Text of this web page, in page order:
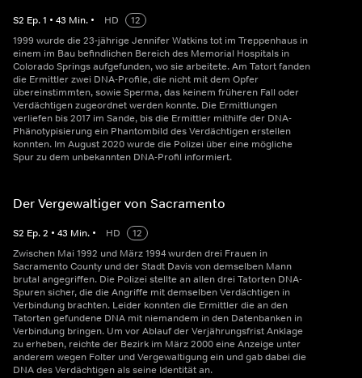
S2 Ep.1 • 43 Min. • HD
12
1999 wurde die 23-jährige Jennifer Watkins tot im Treppenhaus in
einem im Bau befindlichen Bereich des Memorial Hospitals in
Colorado Springs aufgefunden, wo sie arbeitete. Am Tatort fanden
die Ermittler zwei DNA-Profile, die nicht mit dem Opfer
übereinstimmten, sowie Sperma, das keinem früheren Fall oder
Verdächtigen zugeordnet werden konnte. Die Ermittlungen
verliefen bis 2017 im Sande, bis die Ermittler mithilfe der DNA-
Phänotypisierung ein Phantombild des Verdächtigen erstellen
konnten. Im August 2020 wurde die Polizei über eine mögliche
Spur zu dem unbekannten DNA-Profil informiert.
Der Vergewaltiger von Sacramento
S2 Ep.2 • 43 Min. • HD
12
Zwischen Mai 1992 und März 1994 wurden drei Frauen in
Sacramento County und der Stadt Davis von demselben Mann
brutal angegriffen. Die Polizei stellte an allen drei Tatorten DNA-
Spuren sicher, die die Angriffe mit demselben Verdächtigen in
Verbindung brachten. Leider konnten die Ermittler die an den
Tatorten gefundene DNA mit niemandem in den Datenbanken in
Verbindung bringen. Um vor Ablauf der Verjährungsfrist Anklage
zu erheben, reichte der Bezirk im März 2000 eine Anzeige unter
anderem wegen Folter und Vergewaltigung ein und gab dabei die
DNA des Verdächtigen als seine Identität an.